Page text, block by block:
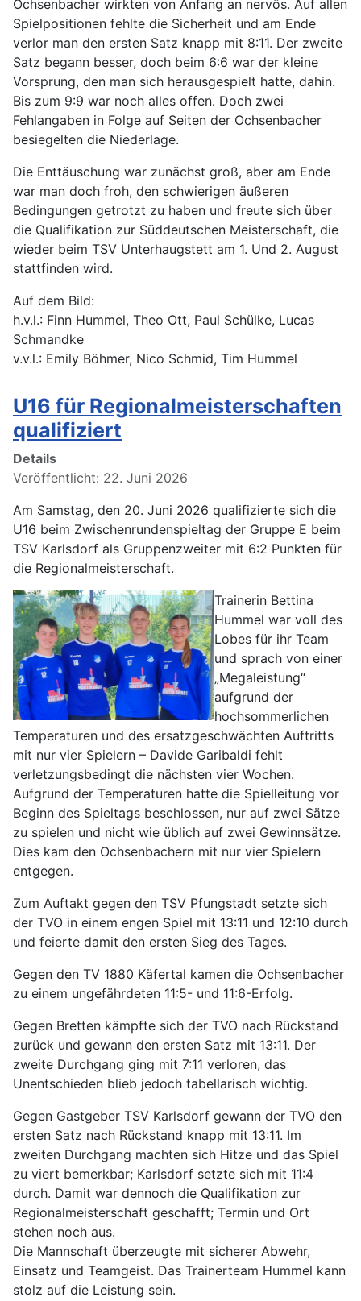
Ochsenbacher wirkten von Anfang an nervös. Auf allen
Spielpositionen fehlte die Sicherheit und am Ende
verlor man den ersten Satz knapp mit 8:11. Der zweite
Satz begann besser, doch beim 6:6 war der kleine
Vorsprung, den man sich herausgespielt hatte, dahin.
Bis zum 9:9 war noch alles offen. Doch zwei
Fehlangaben in Folge auf Seiten der Ochsenbacher
besiegelten die Niederlage.
Die Enttäuschung war zunächst groß, aber am Ende
war man doch froh, den schwierigen äußeren
Bedingungen getrotzt zu haben und freute sich über
die Qualifikation zur Süddeutschen Meisterschaft, die
wieder beim TSV Unterhaugstett am 1. Und 2. August
stattfinden wird.
Auf dem Bild:
h.v.l.: Finn Hummel, Theo Ott, Paul Schülke, Lucas
Schmandke
v.v.l.: Emily Böhmer, Nico Schmid, Tim Hummel
U16 für Regionalmeisterschaften
qualifiziert
Details
Veröffentlicht: 22. Juni 2026
Am Samstag, den 20. Juni 2026 qualifizierte sich die
U16 beim Zwischenrundenspieltag der Gruppe E beim
TSV Karlsdorf als Gruppenzweiter mit 6:2 Punkten für
die Regionalmeisterschaft.
Trainerin Bettina
Hummel war voll des
Lobes für ihr Team
und sprach von einer
„Megaleistung“
aufgrund der
hochsommerlichen
Temperaturen und des ersatzgeschwächten Auftritts
mit nur vier Spielern – Davide Garibaldi fehlt
verletzungsbedingt die nächsten vier Wochen.
Aufgrund der Temperaturen hatte die Spielleitung vor
Beginn des Spieltags beschlossen, nur auf zwei Sätze
zu spielen und nicht wie üblich auf zwei Gewinnsätze.
Dies kam den Ochsenbachern mit nur vier Spielern
entgegen.
Zum Auftakt gegen den TSV Pfungstadt setzte sich
der TVO in einem engen Spiel mit 13:11 und 12:10 durch
und feierte damit den ersten Sieg des Tages.
Gegen den TV 1880 Käfertal kamen die Ochsenbacher
zu einem ungefährdeten 11:5- und 11:6-Erfolg.
Gegen Bretten kämpfte sich der TVO nach Rückstand
zurück und gewann den ersten Satz mit 13:11. Der
zweite Durchgang ging mit 7:11 verloren, das
Unentschieden blieb jedoch tabellarisch wichtig.
Gegen Gastgeber TSV Karlsdorf gewann der TVO den
ersten Satz nach Rückstand knapp mit 13:11. Im
zweiten Durchgang machten sich Hitze und das Spiel
zu viert bemerkbar; Karlsdorf setzte sich mit 11:4
durch. Damit war dennoch die Qualifikation zur
Regionalmeisterschaft geschafft; Termin und Ort
stehen noch aus.
Die Mannschaft überzeugte mit sicherer Abwehr,
Einsatz und Teamgeist. Das Trainerteam Hummel kann
stolz auf die Leistung sein.